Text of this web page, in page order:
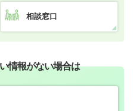
相談窓口
情報がない場合は